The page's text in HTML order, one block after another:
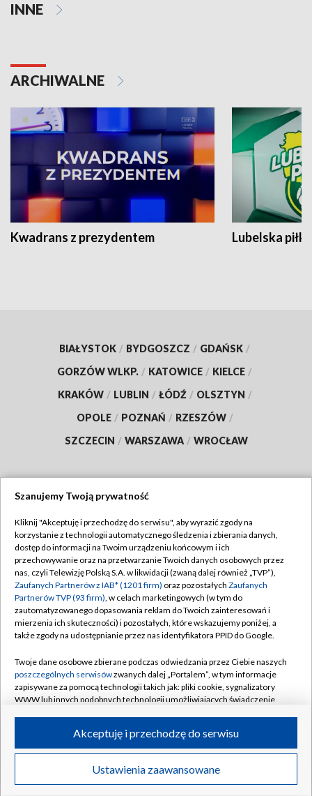
INNE
ARCHIWALNE
Kwadrans z prezydentem Lubelska piłka
BIAŁYSTOK / BYDGOSZCZ / GDAŃSK /
GORZÓW WLKP. / KATOWICE / KIELCE /
KRAKÓW / LUBLIN / ŁÓDŹ / OLSZTYN /
OPOLE / POZNAŃ / RZESZÓW /
SZCZECIN / WARSZAWA / WROCŁAW
TVP
Abonament TVP
Emisja w TVP
Centrum informacji TVP
Naziemna Telewizja Cyfrowa
Rada Programowa
System NOS
Informacje o nadawcy
Program dla prasy
Ogłoszenie przetargowe
Regulamin TVP
Polityka prywatności
Moje zgody
Pomoc
Kontakt
Kanały
©2026 Telewizja Polska S.A. w likwidacji
Szanujemy Twoją prywatność
Kliknij "Akceptuję i przechodzę do serwisu", aby wyrazić zgody na
korzystanie z technologii automatycznego śledzenia i zbierania danych,
dostęp do informacji na Twoim urządzeniu końcowym i ich
przechowywanie oraz na przetwarzanie Twoich danych osobowych przez
nas, czyli Telewizję Polską S.A. w likwidacji (zwaną dalej również „TVP”),
Zaufanych Partnerów z IAB* (1201 firm) oraz pozostałych Zaufanych
Partnerów TVP (93 firm), w celach marketingowych (w tym do
zautomatyzowanego dopasowania reklam do Twoich zainteresowań i
mierzenia ich skuteczności) i pozostałych, które wskazujemy poniżej, a
także zgody na udostępnianie przez nas identyfikatora PPID do Google.
Twoje dane osobowe zbierane podczas odwiedzania przez Ciebie naszych
poszczególnych serwisówzwanych dalej „Portalem”, w tym informacje
zapisywane za pomocą technologii takich jak: pliki cookie, sygnalizatory
WWW lub innych podobnych technologii umożliwiających świadczenie
ruchu w Internecie.
Twoje dane osobowe zbierane podczas odwiedzania przez Ciebie
poszczególnych serwisówna Portalu, takie jak adresy IP, identyfikatory
Ustawienia zaawansowane
Akceptuję i przechodzę do serwisu